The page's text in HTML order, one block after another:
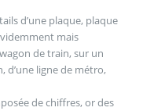
d’une plaque, plaque
mais
de train, sur un
d’une ligne de métro,
de chiffres, or des